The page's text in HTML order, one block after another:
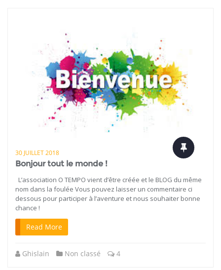
30 JUILLET 2018
Bonjour tout le monde !
L’association O TEMPO vient d’être créée et le BLOG du même
nom dans la foulée Vous pouvez laisser un commentaire ci
dessous pour participer à l’aventure et nous souhaiter bonne
chance !
Read More
Ghislain Non classé 4